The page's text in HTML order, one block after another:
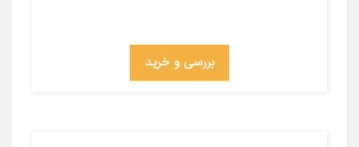
بررسی و خرید